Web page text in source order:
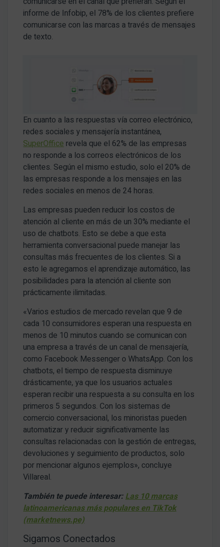
informe de Infobip, el 78% de los clientes prefiere
comunicarse con las marcas a través de mensajes
de texto.
En cuanto a las respuestas vía correo electrónico,
redes sociales y mensajería instantánea,
SuperOffice revela que el 62% de las empresas
no responde a los correos electrónicos de los
clientes. Según el mismo estudio, solo el 20% de
las empresas responde a los mensajes en las
redes sociales en menos de 24 horas.
Las empresas pueden reducir los costos de
atención al cliente en más de un 30% mediante el
uso de chatbots. Esto se debe a que esta
herramienta conversacional puede manejar las
consultas más frecuentes de los clientes. Si a
esto le agregamos el aprendizaje automático, las
posibilidades para la atención al cliente son
prácticamente ilimitadas.
«Varios estudios de mercado revelan que 9 de
cada 10 consumidores esperan una respuesta en
menos de 10 minutos cuando se comunican con
una empresa a través de un canal de mensajería,
como Facebook Messenger o WhatsApp. Con los
chatbots, el tiempo de respuesta disminuye
drásticamente, ya que los usuarios actuales
esperan recibir una respuesta a su consulta en los
primeros 5 segundos. Con los sistemas de
comercio conversacional, los minoristas pueden
automatizar y reducir significativamente las
consultas relacionadas con la gestión de entregas,
devoluciones y seguimiento de productos, solo
por mencionar algunos ejemplos», concluye
Villareal.
También te puede interesar:Las 10 marcas
latinoamericanas más populares en TikTok
(marketnews.pe)
Sigamos Conectados